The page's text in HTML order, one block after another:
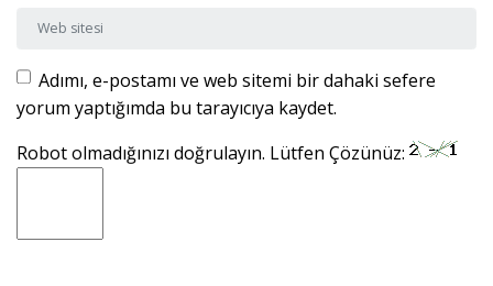
Web sitesi
Adımı, e-postamı ve web sitemi bir dahaki sefere
yorum yaptığımda bu tarayıcıya kaydet.
Robot olmadığınızı doğrulayın. Lütfen Çözünüz: